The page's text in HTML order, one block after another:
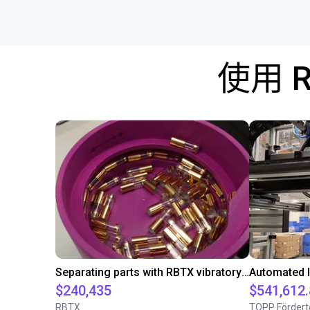
使用
Separating parts with RBTX vibratory feeder
$240,435
RBTX TOPP